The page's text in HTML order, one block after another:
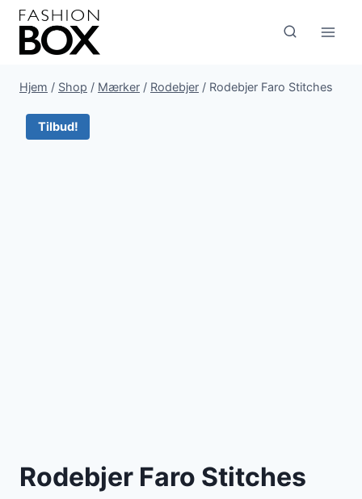
Fortsæt
indhold
Hjem / Shop / Mærker / Rodebjer / Rodebjer Faro Stitches
Tilbud!
Rodebjer Faro Stitches